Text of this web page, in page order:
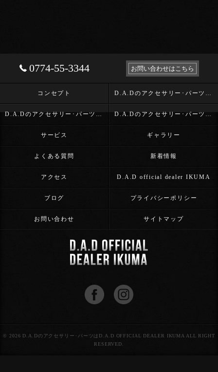
0774-55-3344 お問い合わせはこちら
コンセプト D.A.Dのアクセサリー･パーツ･D.A.D OFFICIAL DEALER IKUMAの口コミ情報
D.A.Dのアクセサリー･パーツ･D.A.D OFFICIAL DEALER IKUMAの評判 D.A.Dのアクセサリー･パーツ･D.A.D OFFICIAL DEALER IKUMAのお客様の声
サービス ギャラリー
よくある質問 新着情報
アクセス D.A.D official dealer IKUMA
ブログ プライバシーポリシー
お問い合わせ サイトマップ
© 2026 D.A.Dのアクセサリー･パーツはD.A.D OFFICIAL DEALER IKUMA ALL RIGHT
RESERVED.